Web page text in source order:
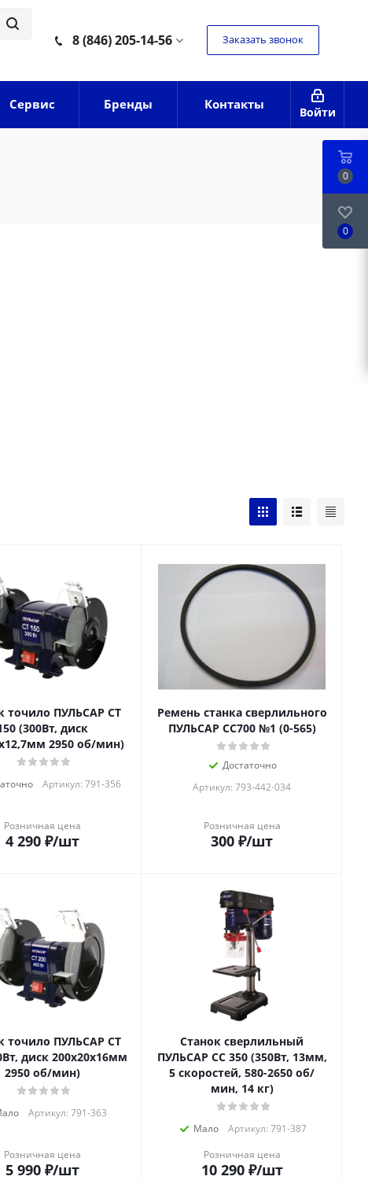
8 (846) 205-14-56 Заказать звонок
Войти
Сервис Бренды Контакты
точило ПУЛЬСАР СТ
(300Вт, диск
2950 об/мин)
Артикул: 791-356
Розничная цена
4 290₽/шт
Ремень станка сверлильного
ПУЛЬСАР CC700 №1 (0-565)
Достаточно
Артикул: 793-442-034
Розничная цена
300 ₽/шт
точило ПУЛЬСАР СТ
диск 200x20x16мм
2950 об/мин)
Артикул: 791-363
Розничная цена
5 990₽/шт
Станок сверлильный
ПУЛЬСАР СС 350 (350Вт, 13мм,
5 скоростей, 580-2650 об/
мин, 14 кг)
Мало
Артикул: 791-387
Розничная цена
10 290₽/шт
0
0